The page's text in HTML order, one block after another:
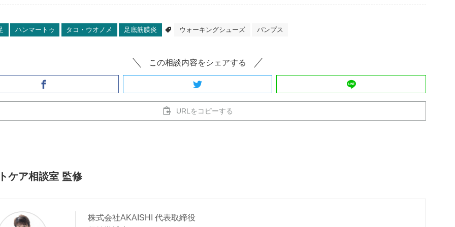
ハンマートゥ タコ・ウオノメ 足底筋膜炎 ウォーキングシューズ パンプス
この相談内容をシェアする
URLをコピーする
ケア相談室 監修
株式会社AKAISHI 代表取締役